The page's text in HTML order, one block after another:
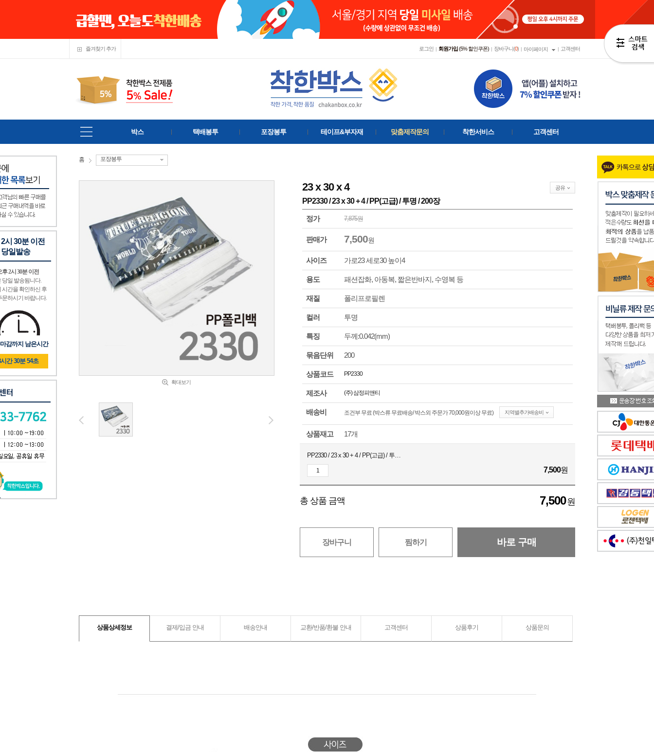
즐겨찾기 추가 로그인 | 회원가입(5% 할인쿠폰) | 장바구니(0) | 마이페이지 | 고객센터
박스 택배봉투 포장봉투 테이프&부자재 맞춤제작문의 착한서비스 고객센터
홈 포장봉투
확대보기
23 x30 x4
PP2330 / 23 x 30 + 4 / PP(고급) / 투명 / 200장
공유
정가 7,875원
판매가 7,500원
사이즈 가로23세로30 높이4
용도 패션잡화, 아동복, 짧은반바지, 수영복 등
재질 폴리프로필렌
컬러 투명
특징 두께:0.042(mm)
묶음단위 200
상품코드 PP2330
제조사 (주) 삼정피앤티
배송비 조건부 무료 (박스류 무료배송/ 박스외 주문가 70,000원이상 무료) 지역별추가배송비
상품재고 17개
PP2330 / 23 x 30 + 4 / PP(고급) / 투명 / 200장
7,500원
총 상품 금액 7,500원
장바구니 찜하기 바로 구매
상품상세정보 결제/입금 안내 배송안내 교환/반품/환불 안내 고객센터 상품후기 상품문의
시 30분 이전
일발송
후 2시 30분 이전
당일 발송됨니다.
시간을 확인하신 후
문하시기 바랍니다.
감까지 남은시간
간 30분 52초